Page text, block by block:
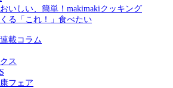
いしい、簡単！makimakiクッキング
る「これ！」食べたい
載コラム
ス
フェア